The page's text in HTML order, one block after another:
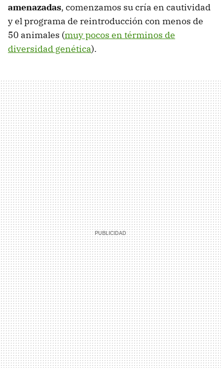
amenazadas, comenzamos su cría en cautividad
y el programa de reintroducción con menos de
50 animales (muy pocos en términos de
diversidad genética).